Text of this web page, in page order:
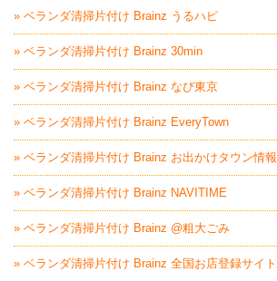
» ベランダ清掃片付け Brainz うるハピ
» ベランダ清掃片付け Brainz 30min
» ベランダ清掃片付け Brainz なび東京
» ベランダ清掃片付け Brainz EveryTown
» ベランダ清掃片付け Brainz お出かけタウン情報
» ベランダ清掃片付け Brainz NAVITIME
» ベランダ清掃片付け Brainz @粗大ごみ
» ベランダ清掃片付け Brainz 全国お店登録サイト